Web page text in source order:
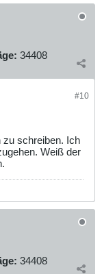
34408
#10
zu schreiben. Ich
Weiß der
34408